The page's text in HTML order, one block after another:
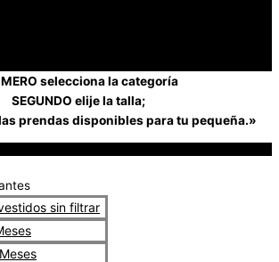
selecciona la categoría
SEGUNDO elije la talla;
prendas disponibles para tu pequeña.»
sin filtrar